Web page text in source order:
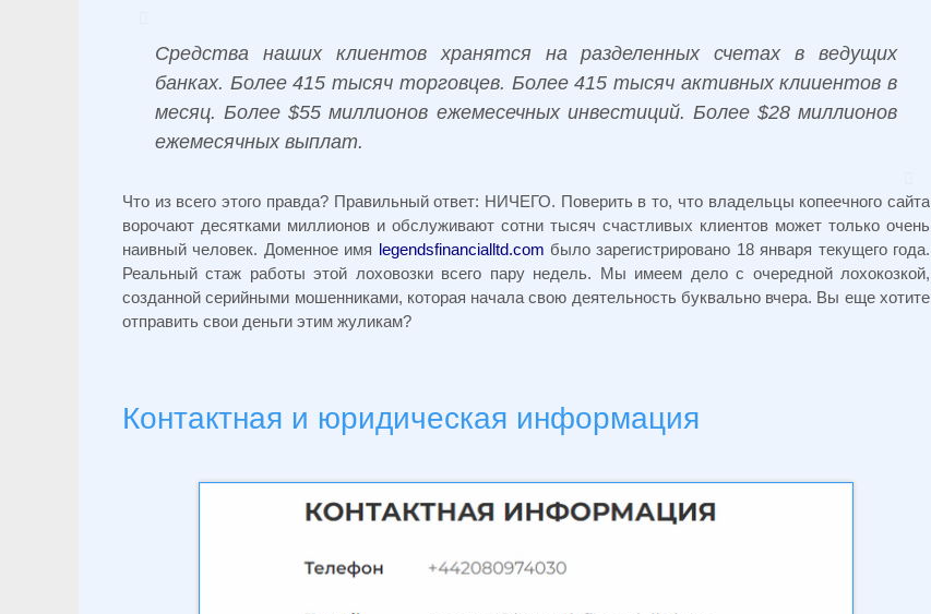
Средства наших клиентов хранятся на разделенных счетах в ведущих
банках. Более 415 тысяч торговцев. Более 415 тысяч активных клииентов в
месяц. Более $55 миллионов ежемесечных инвестиций. Более $28 миллионов
ежемесячных выплат.
Что из всего этого правда? Правильный ответ: НИЧЕГО. Поверить в то, что владельцы копеечного сайта
ворочают десятками миллионов и обслуживают сотни тысяч счастливых клиентов может только очень
наивный человек. Доменное имя legendsfinancialltd.com было зарегистрировано 18 января текущего года.
Реальный стаж работы этой лоховозки всего пару недель. Мы имеем дело с очередной лохокозкой,
созданной серийными мошенниками, которая начала свою деятельность буквально вчера. Вы еще хотите
отправить свои деньги этим жуликам?
Контактная и юридическая информация